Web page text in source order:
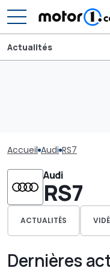
Actualités
Accueil Audi RS7
Audi
RS7
ACTUALITÉS
Dernières